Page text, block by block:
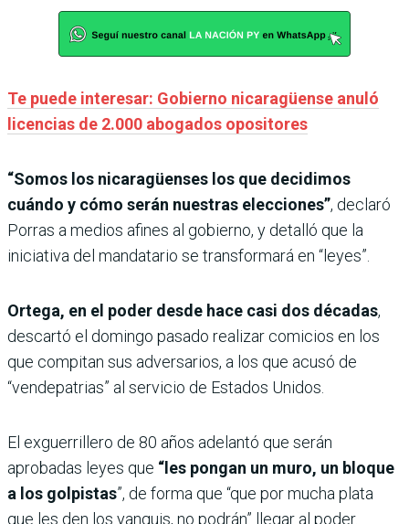
Te puede interesar: Gobierno nicaragüense anuló
licencias de 2.000 abogados opositores
“Somos los nicaragüenses los que decidimos
cuándo y cómo serán nuestras elecciones”, declaró
Porras a medios afines al gobierno, y detalló que la
iniciativa del mandatario se transformará en “leyes”.
Ortega, en el poder desde hace casi dos décadas,
descartó el domingo pasado realizar comicios en los
que compitan sus adversarios, a los que acusó de
“vendepatrias” al servicio de Estados Unidos.
El exguerrillero de 80 años adelantó que serán
aprobadas leyes que “les pongan un muro, un bloque
a los golpistas”, de forma que “que por mucha plata
que les den los yanquis, no podrán” llegar al poder.